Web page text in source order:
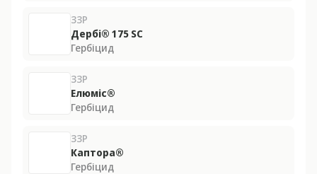
ЗЗР
Дербі® 175 SС
Гербіцид
ЗЗР
Елюміс®
Гербіцид
ЗЗР
Каптора®
Гербіцид